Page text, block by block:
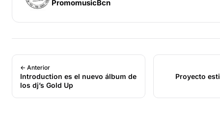
PromomusicBcn
← Anterior
Introduction es el nuevo álbum de
los dj’s Gold Up
Proyecto